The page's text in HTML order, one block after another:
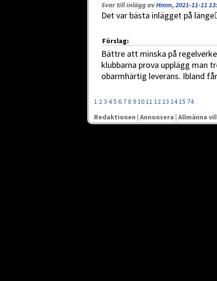
Svar till inlägg avHmm, 2021-11-11
Det var bästa inlägget på
Förslag:
Bättre att minska på
klubbarna prova upplägg man
obarmhärtig leverans. Ibland
1 23 45 6 78 91011 1213 1415 74
Redaktionen | Annonsera | Allmänna